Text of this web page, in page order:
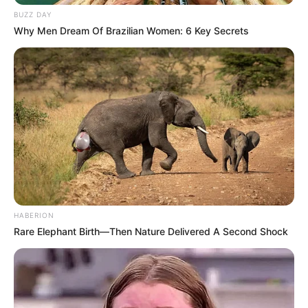
BUZZ DAY
Why Men Dream Of Brazilian Women: 6 Key Secrets
HABERION
Rare Elephant Birth—Then Nature Delivered A Second Shock